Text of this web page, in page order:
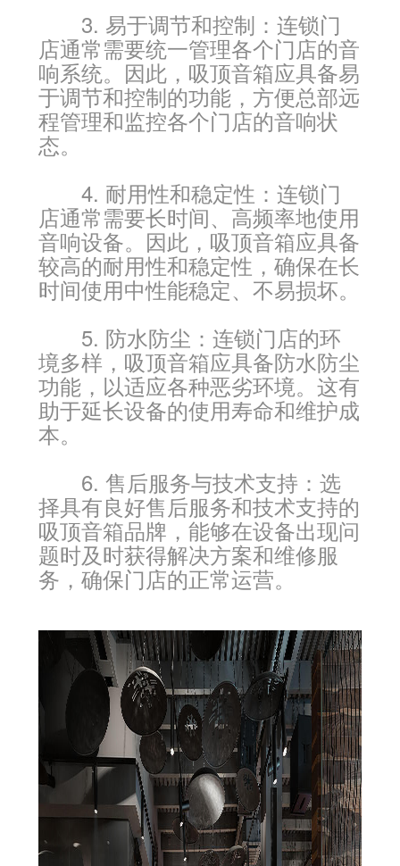
3. 易于调节和控制：连锁门
店通常需要统一管理各个门店的音
响系统。因此，吸顶音箱应具备易
于调节和控制的功能，方便总部远
程管理和监控各个门店的音响状
态。
4. 耐用性和稳定性：连锁门
店通常需要长时间、高频率地使用
音响设备。因此，吸顶音箱应具备
较高的耐用性和稳定性，确保在长
时间使用中性能稳定、不易损坏。
5. 防水防尘：连锁门店的环
境多样，吸顶音箱应具备防水防尘
功能，以适应各种恶劣环境。这有
助于延长设备的使用寿命和维护成
本。
6. 售后服务与技术支持：选
择具有良好售后服务和技术支持的
吸顶音箱品牌，能够在设备出现问
题时及时获得解决方案和维修服
务，确保门店的正常运营。